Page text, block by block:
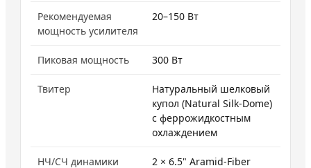
Рекомендуемая
мощность усилителя
20–150 Вт
Пиковая мощность 300 Вт
Твитер
Натуральный шелковый
купол (Natural Silk-Dome)
с феррожидкостным
охлаждением
НЧ/СЧ динамики
2 × 6.5" Aramid-Fiber